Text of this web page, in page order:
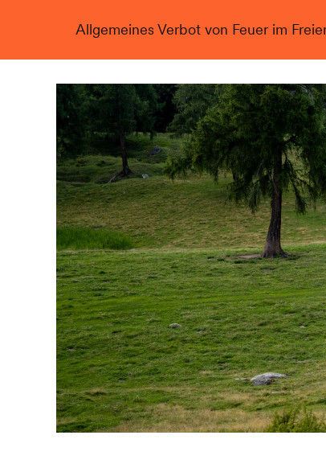
Allgemeines Verbot von Feuer im
Live